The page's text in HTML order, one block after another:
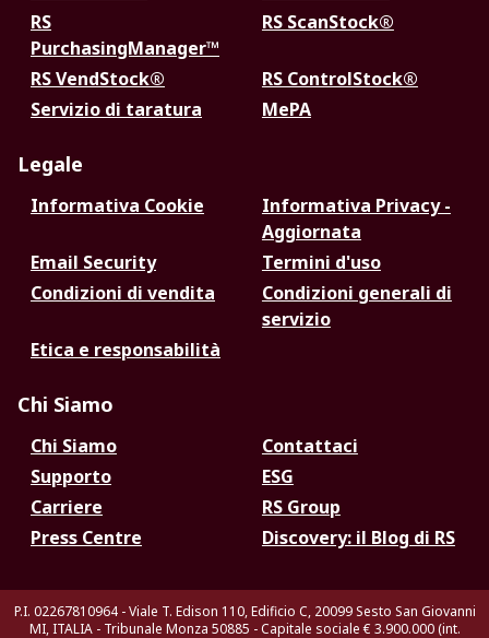
RS
PurchasingManager™
RS ScanStock®
RS VendStock®
RS ControlStock®
Servizio di taratura
MePA
Legale
Informativa Cookie
Informativa Privacy -
Aggiornata
Email Security
Termini d'uso
Condizioni di vendita
Condizioni generali di
servizio
Etica e responsabilità
Chi Siamo
Chi Siamo
Contattaci
Supporto
ESG
Carriere
RS Group
Press Centre
Discovery: il Blog di RS
P.I. 02267810964 - Viale T. Edison 110, Edificio C, 20099 Sesto San Giovanni
MI, ITALIA - Tribunale Monza 50885 - Capitale sociale € 3.900.000 (int.